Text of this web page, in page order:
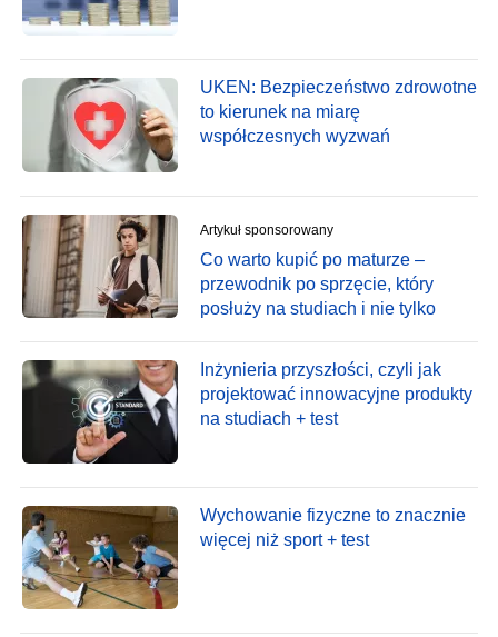
UKEN: Bezpieczeństwo zdrowotne
to kierunek na miarę
współczesnych wyzwań
Artykuł sponsorowany
Co warto kupić po maturze –
przewodnik po sprzęcie, który
posłuży na studiach i nie tylko
Inżynieria przyszłości, czyli jak
projektować innowacyjne produkty
na studiach + test
Wychowanie fizyczne to znacznie
więcej niż sport + test